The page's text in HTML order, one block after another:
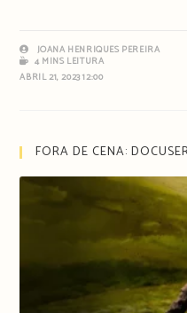
JOANA HENRIQUES PEREIRA
4 MINS LEITURA
ABRIL 21, 2023 12:00
FORA DE CENA: